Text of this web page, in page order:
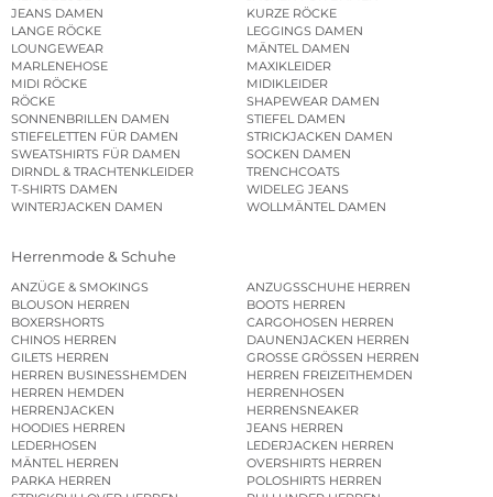
JEANS DAMEN
KURZE RÖCKE
LANGE RÖCKE
LEGGINGS DAMEN
LOUNGEWEAR
MÄNTEL DAMEN
MARLENEHOSE
MAXIKLEIDER
MIDI RÖCKE
MIDIKLEIDER
RÖCKE
SHAPEWEAR DAMEN
SONNENBRILLEN DAMEN
STIEFEL DAMEN
STIEFELETTEN FÜR DAMEN
STRICKJACKEN DAMEN
SWEATSHIRTS FÜR DAMEN
SOCKEN DAMEN
DIRNDL & TRACHTENKLEIDER
TRENCHCOATS
T-SHIRTS DAMEN
WIDELEG JEANS
WINTERJACKEN DAMEN
WOLLMÄNTEL DAMEN
Herrenmode & Schuhe
ANZÜGE & SMOKINGS
ANZUGSSCHUHE HERREN
BLOUSON HERREN
BOOTS HERREN
BOXERSHORTS
CARGOHOSEN HERREN
CHINOS HERREN
DAUNENJACKEN HERREN
GILETS HERREN
GROSSE GRÖSSEN HERREN
HERREN BUSINESSHEMDEN
HERREN FREIZEITHEMDEN
HERREN HEMDEN
HERRENHOSEN
HERRENJACKEN
HERRENSNEAKER
HOODIES HERREN
JEANS HERREN
LEDERHOSEN
LEDERJACKEN HERREN
MÄNTEL HERREN
OVERSHIRTS HERREN
PARKA HERREN
POLOSHIRTS HERREN